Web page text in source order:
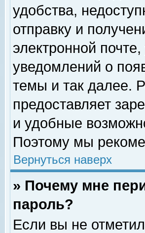
удобства,
отправку и
электронной
уведомлений о
темы и так далее.
предоставляет
и удобные
Поэтому мы
Вернуться наверх
» Почему мне
пароль?
Если вы не